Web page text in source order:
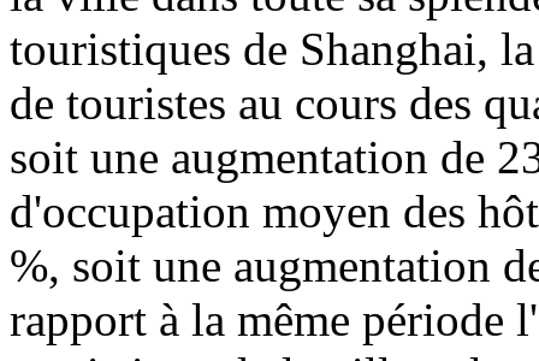
touristiques de Shanghai,
de touristes au cours des
soit une augmentation de
d'occupation moyen des
%, soit une augmentation
rapport à la même période